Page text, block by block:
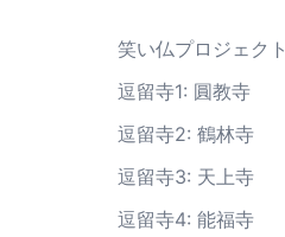
笑い仏プロジェクト
逗留寺1: 圓教寺
逗留寺2: 鶴林寺
逗留寺3: 天上寺
逗留寺4: 能福寺